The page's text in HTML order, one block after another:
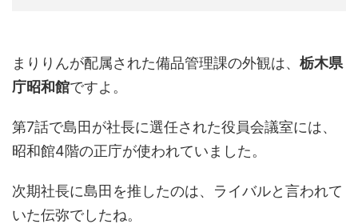
まりりんが配属された備品管理課の外観は、 栃木県
庁昭和館ですよ。
第7話で島田が社長に選任された役員会議室には、
昭和館4階の正庁が使われていました。
次期社長に島田を推したのは、ライバルと言われて
いた伝弥でしたね。